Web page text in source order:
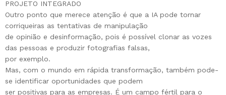
PROJETO INTEGRADO
Outro ponto que merece atenção é que a IA pode tornar
corriqueiras as tentativas de manipulação
de opinião e desinformação, pois é possível clonar as vozes
das pessoas e produzir fotografias falsas,
por exemplo.
Mas, com o mundo em rápida transformação, também pode-
se identificar oportunidades que podem
ser positivas para as empresas. É um campo fértil para o